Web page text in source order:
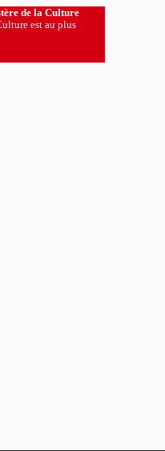
de la Culture
est au plus